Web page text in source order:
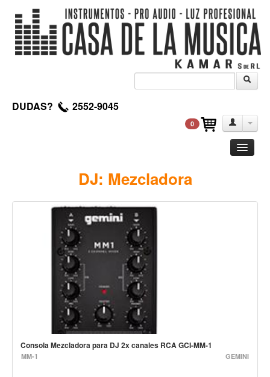
DUDAS? 2552-9045
0
Acustica
Amplificadores
Pedales de efectos
Estuches y fundas
Fajas y colgantes
Accesorios
Cuerdas
DJ: Mezcladora
Consola Mezcladora para DJ 2x canales RCA GCI-MM-1
MM-1 GEMINI